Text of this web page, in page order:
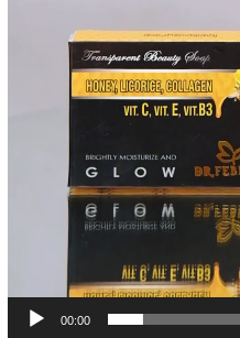
00:00